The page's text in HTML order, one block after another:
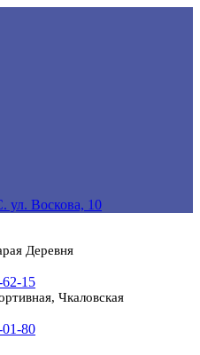
ул. Воскова, 10
Деревня
15
Чкаловская
80